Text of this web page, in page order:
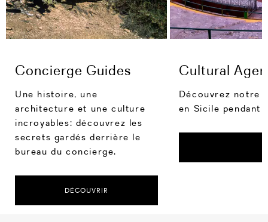
Concierge Guides
Une histoire, une
architecture et une culture
incroyables: découvrez les
secrets gardés derrière le
bureau du concierge.
DÉCOUVRIR
Cultural
Découvrez notre
en Sicile pendant